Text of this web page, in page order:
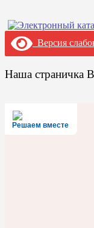
Версия
Наша страничка
Решаем вместе